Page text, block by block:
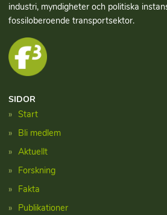
industri, myndigheter och politiska
fossiloberoende transportsektor.
SIDOR
Start
Bli medlem
Aktuellt
Forskning
Fakta
Publikationer